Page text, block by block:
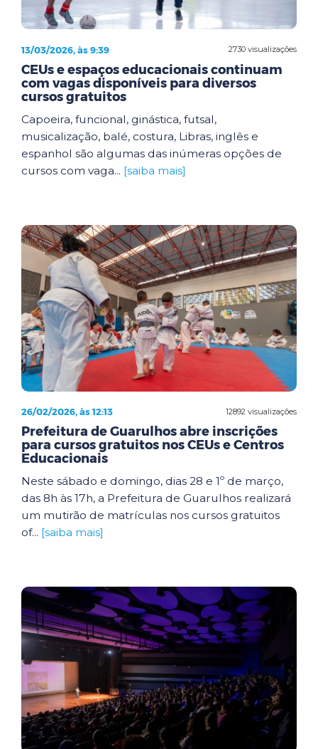
2730 visualizações
13/03/2026, às 9:39
CEUs e espaços educacionais continuam
com vagas disponíveis para diversos
cursos gratuitos
Capoeira, funcional, ginástica, futsal,
musicalização, balé, costura, Libras, inglês e
espanhol são algumas das inúmeras opções de
cursos com vaga... [saiba mais]
12892 visualizações
26/02/2026, às 12:13
Prefeitura de Guarulhos abre inscrições
para cursos gratuitos nos CEUs e Centros
Educacionais
Neste sábado e domingo, dias 28 e 1º de março,
das 8h às 17h, a Prefeitura de Guarulhos realizará
um mutirão de matrículas nos cursos gratuitos
of... [saiba mais]